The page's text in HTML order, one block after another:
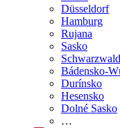
Düsseldorf
Hamburg
Rujana
Sasko
Schwarzwald
Bádensko-
Durínsko
Hesensko
Dolné Sasko
…